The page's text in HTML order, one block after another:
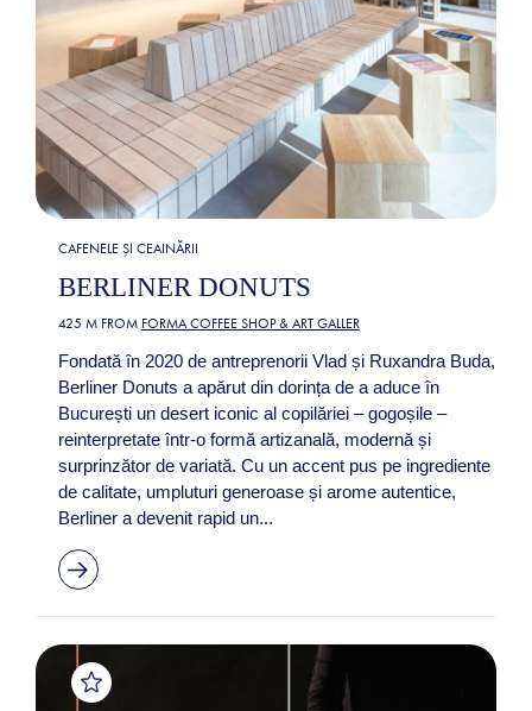
CAFENELE ȘI CEAINĂRII
BERLINER DONUTS
425 M FROM FORMA COFFEE SHOP & ART GALLER
Fondată în 2020 de antreprenorii Vlad și Ruxandra Buda,
Berliner Donuts a apărut din dorința de a aduce în
București un desert iconic al copilăriei – gogoșile –
reinterpretate într-o formă artizanală, modernă și
surprinzător de variată. Cu un accent pus pe ingrediente
de calitate, umpluturi generoase și arome autentice,
Berliner a devenit rapid un...